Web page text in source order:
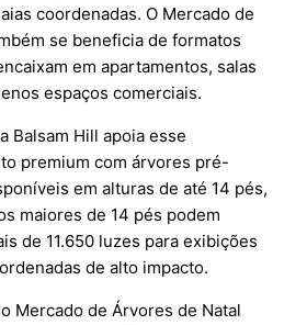
coordenadas. O Mercado de
se beneficia de formatos
em apartamentos, salas
espaços comerciais.
Balsam Hill apoia esse
premium com árvores pré-
em alturas de até 14 pés,
maiores de 14 pés podem
de 11.650 luzes para exibições
de alto impacto.
Mercado de Árvores de Natal